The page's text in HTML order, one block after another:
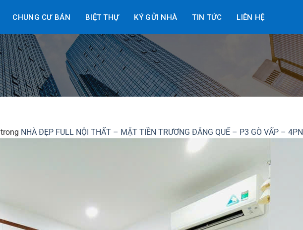
CHUNG CƯ BÁN BIỆT THỰ KÝ GỬI NHÀ TIN TỨC LIÊN HỆ
trong NHÀ ĐẸP FULL NỘI THẤT – MẶT TIỀN TRƯƠNG ĐĂNG QUẾ – P3 GÒ VẤP – 4PN